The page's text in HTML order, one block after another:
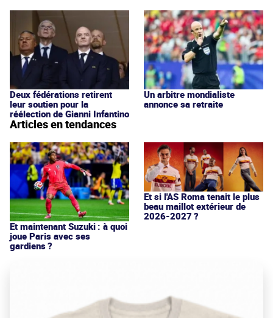
Deux fédérations retirent
leur soutien pour la
réélection de Gianni Infantino
Un arbitre mondialiste
annonce sa retraite
Articles en tendances
Et maintenant Suzuki : à quoi
joue Paris avec ses
gardiens ?
Et si l'AS Roma tenait le plus
beau maillot extérieur de
2026-2027 ?